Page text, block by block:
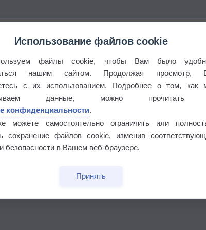
Использование файлов cookie
файлы cookie, чтобы Вам было
нашим сайтом. Продолжая просмотр,
с их использованием. Подробнее о том, как
данные, можно прочитать
конфиденциальности.
можете самостоятельно ограничить или
сохранение файлов cookie, изменив
безопасности в Вашем веб-браузере.
Принять